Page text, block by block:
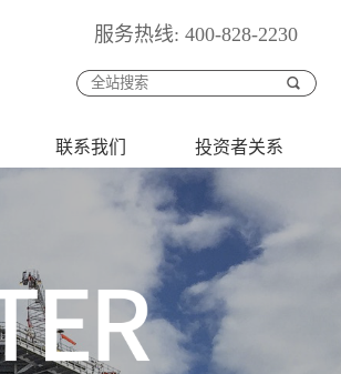
服务热线: 400-828-2230
联系我们 投资者关系